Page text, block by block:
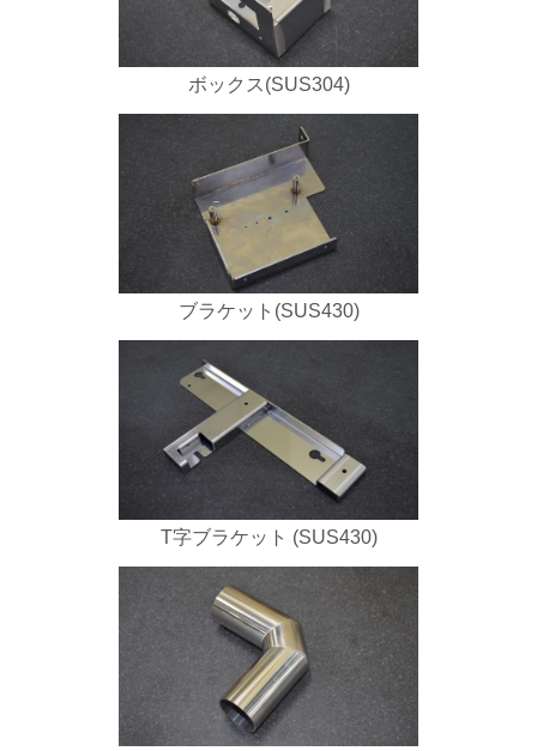
ボックス(SUS304)
ブラケット(SUS430)
T字ブラケット (SUS430)